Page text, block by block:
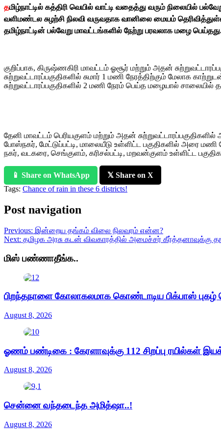
தமிழ்நாட்டில் கத்திரி வெயில் வாட்டி வதைத்து வரும் நிலையில்
வளிமண்டல சுழற்சி நிலவி வருவதாக வானிலை மையம்
தமிழ்நாட்டின் பல்வேறு மாவட்டங்களில் நேற்று பரவலாக மழை
குறிப்பாக, கிருஷ்ணகிரி மாவட்டம் ஓசூர் மற்றும் அதன்
சுற்றுவட்டாரப்பகுதிகளில் சுமார் 1 மணி நேரத்திற்கும் மேலாக
சுற்றுவட்டாரப்பகுதிகளில் 2 மணி நேரம் பெய்த மழையால் சாலையில்
தேனி மாவட்டம் பெரியகுளம் மற்றும் அதன்
போஸ்நகர், மேட்டுப்பட்டி, மாலையீடு உள்ளிட்ட பகுதிகளில் அரை
நகர், வடகரை, செங்குளம், கரிசல்பட்டி, மறவன்குளம் உள்ளிட்ட
📱 Share on WhatsApp
𝕏 Share on X
Tags: Chance of rain in these 6 districts!
Post navigation
Previous: இன்றைய தங்கம் விலை நிலவரம் என்ன?
Next: தமிழக அரசு கடன் விவகாரத்தில் அமைச்சர்
மிஸ் பண்ணாதீங்க..
பிறந்தநாளை கோலாகலமாக கொண்டாடிய பிக்பாஸ்
August 8, 2026
ஓணம் பண்டிகை : கேரளாவுக்கு 112 சிறப்பு ரயில்கள்
August 8, 2026
சென்னை வந்தடைந்த அமித்ஷா..!
August 8, 2026